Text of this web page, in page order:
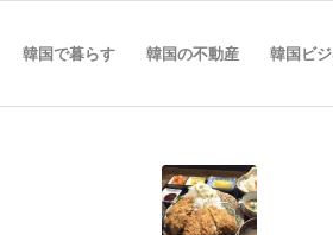
韓国で暮らす 韓国の不動産 韓国ビ